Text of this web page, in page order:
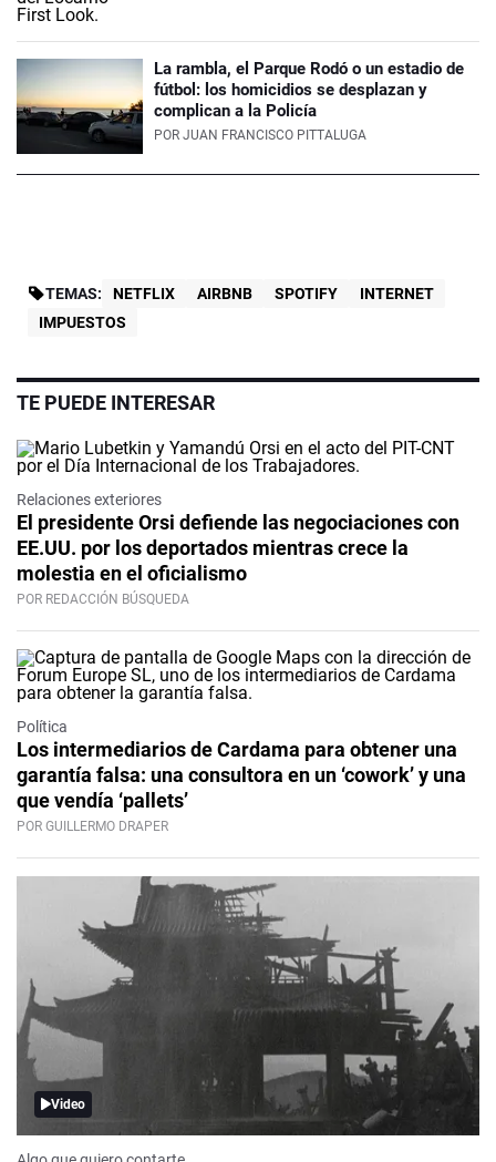
La rambla, el Parque Rodó o un estadio de
fútbol: los homicidios se desplazan y
complican a la Policía
POR JUAN FRANCISCO PITTALUGA
TEMAS: NETFLIX AIRBNB SPOTIFY
INTERNET
IMPUESTOS
TE PUEDE INTERESAR
Relaciones exteriores
El presidente Orsi defiende las negociaciones con
EE.UU. por los deportados mientras crece la
molestia en el oficialismo
POR REDACCIÓN BÚSQUEDA
Política
Los intermediarios de Cardama para obtener una
garantía falsa: una consultora en un ‘cowork’ y una
que vendía ‘pallets’
POR GUILLERMO DRAPER
Video